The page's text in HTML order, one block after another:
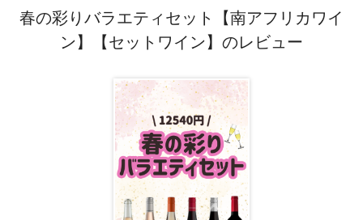
春の彩りバラエティセット【南アフリカワイ
ン】【セットワイン】のレビュー